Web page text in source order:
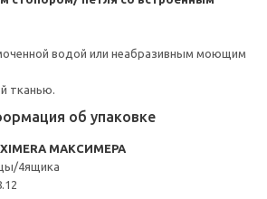
водой или неабразивным моющим
тканью.
об упаковке
МАКСИМЕРА
4ящика